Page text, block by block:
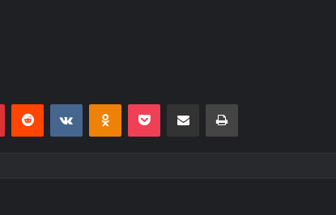
PinterestReddit VKontakteOdnoklassniki
Pocket E-Posta ile paylaş Yazdır